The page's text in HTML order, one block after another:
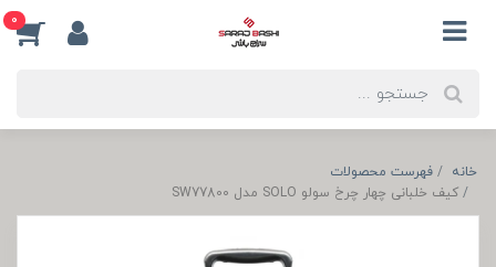
0
خانه
فهرست محصولات
کیف خلبانی چهار چرخ سولو SOLO مدل SW77800